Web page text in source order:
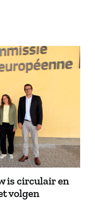
is circulair en
volgen